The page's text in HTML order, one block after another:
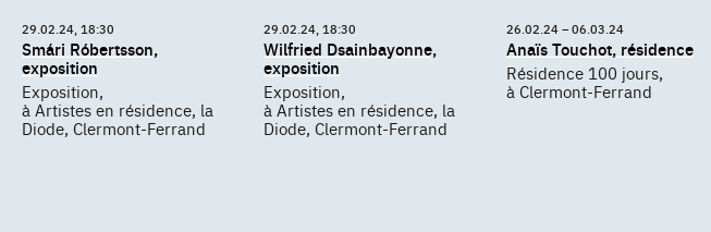
29.02.24, 18:30
Smári Róbertsson,
exposition
Exposition,
à Artistes en résidence, la
Diode, Clermont-Ferrand
29.02.24, 18:30
Wilfried Dsainbayonne,
exposition
Exposition,
à Artistes en résidence, la
Diode, Clermont-Ferrand
26.02.24 – 06.03.24
Anaïs Touchot, résidence
Résidence 100 jours,
à Clermont-Ferrand